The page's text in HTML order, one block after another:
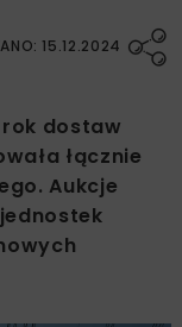
15.12.2024
dostaw
łącznie
Aukcje